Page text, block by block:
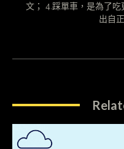
文； 4.踩單車，是為了
出自